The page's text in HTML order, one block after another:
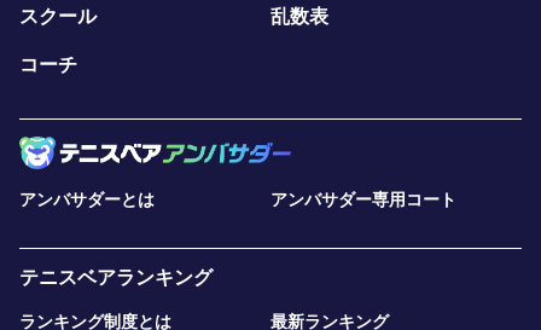
スクール 乱数表
コーチ
アンバサダーとは アンバサダー専用コート
テニスベアランキング
ランキング制度とは 最新ランキング